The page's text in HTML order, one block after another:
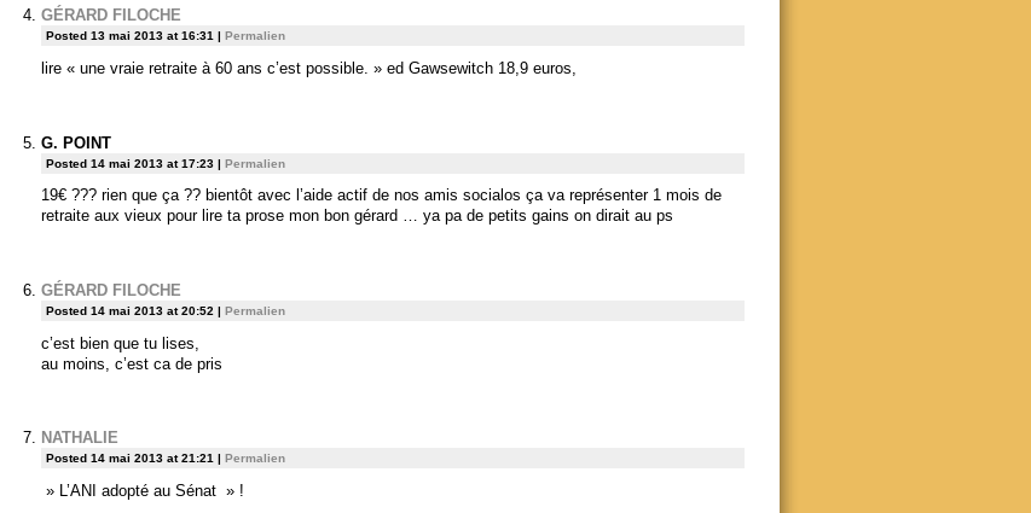
GÉRARD FILOCHE
Posted 13 mai 2013 at 16:31 | Permalien
lire « une vraie retraite à 60 ans c’est possible. » ed Gawsewitch 18,9 euros,
G. POINT
Posted 14 mai 2013 at 17:23 | Permalien
19€ ??? rien que ça ?? bientôt avec l’aide actif de nos amis socialos ça va représenter 1 mois de
retraite aux vieux pour lire ta prose mon bon gérard … ya pa de petits gains on dirait au ps
GÉRARD FILOCHE
Posted 14 mai 2013 at 20:52 | Permalien
c’est bien que tu lises,
au moins, c’est ca de pris
NATHALIE
Posted 14 mai 2013 at 21:21 Permalien
» L’ANI adopté au Sénat » !